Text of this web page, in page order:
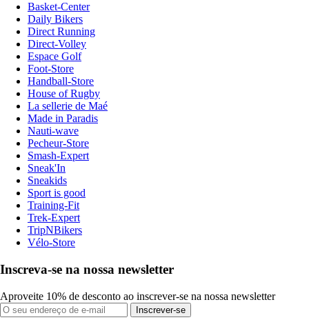
Basket-Center
Daily Bikers
Direct Running
Direct-Volley
Espace Golf
Foot-Store
Handball-Store
House of Rugby
La sellerie de Maé
Made in Paradis
Nauti-wave
Pecheur-Store
Smash-Expert
Sneak'In
Sneakids
Sport is good
Training-Fit
Trek-Expert
TripNBikers
Vélo-Store
Inscreva-se na nossa newsletter
Aproveite 10% de desconto ao inscrever-se na nossa newsletter
Inscrever-se